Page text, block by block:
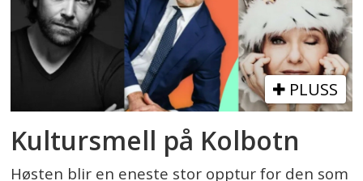
PLUSS
Kultursmell på Kolbotn
Høsten blir en eneste stor opptur for den som